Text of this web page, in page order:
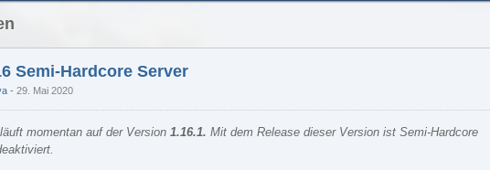
Semi-Hardcore Server
29. Mai 2020
momentan auf der Version 1.16.1. Mit dem Release dieser Version ist Semi-Hardcore